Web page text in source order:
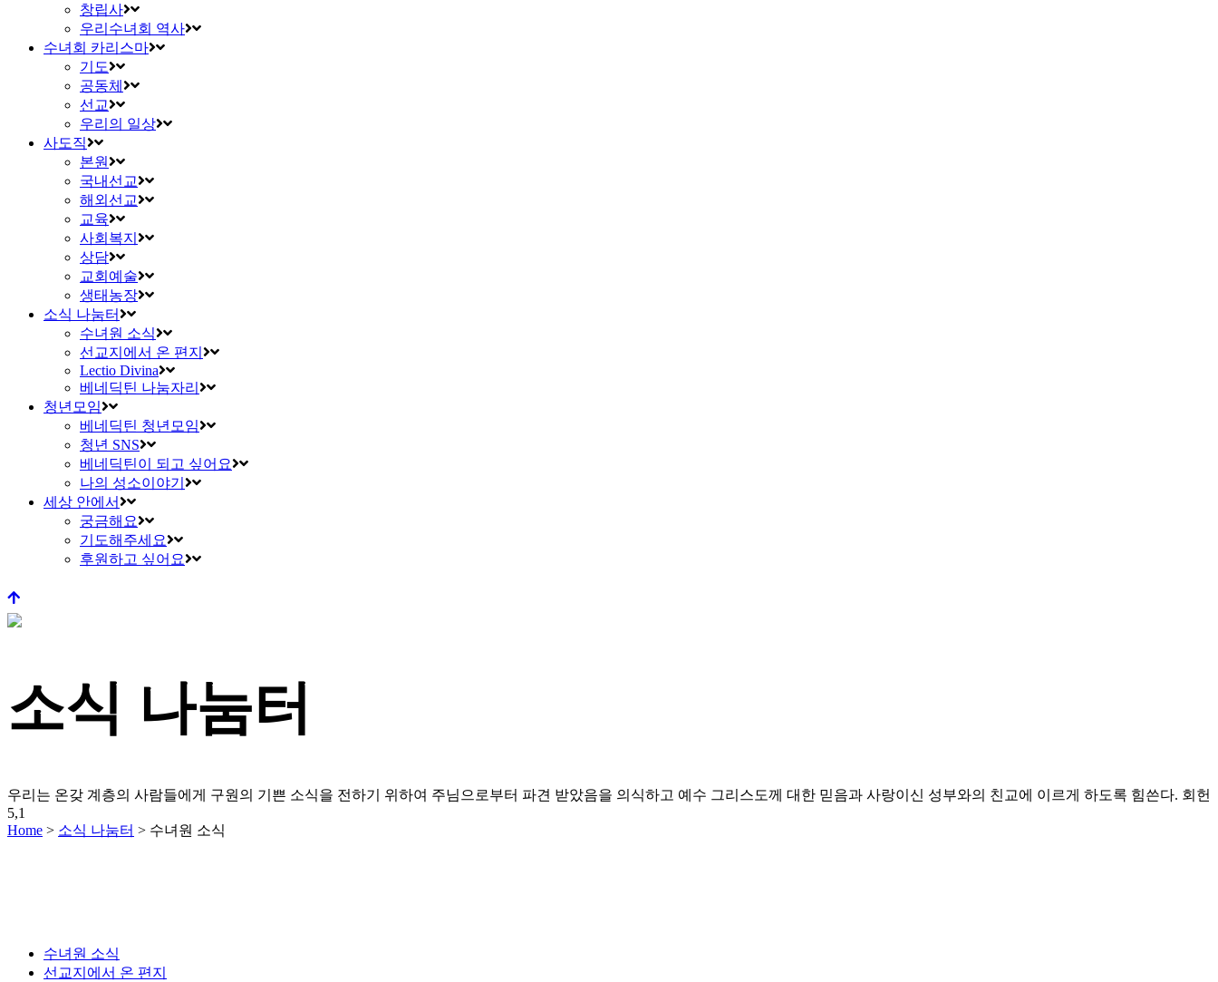
창립사
우리수녀회 역사
수녀회 카리스마
기도
공동체
선교
우리의 일상
사도직
본원
국내선교
해외선교
교육
사회복지
상담
교회예술
생태농장
소식 나눔터
수녀원 소식
선교지에서 온 편지
Lectio Divina
베네딕틴 나눔자리
청년모임
베네딕틴 청년모임
청년 SNS
베네딕틴이 되고 싶어요
나의 성소이야기
세상 안에서
궁금해요
기도해주세요
후원하고 싶어요
소식 나눔터
우리는 온갖 계층의 사람들에게 구원의 기쁜 소식을 전하기 위하여 주님으로부터 파견 받았음을 의식하고 예수 그리스도께 대한 믿음과 사랑이신 성부와의 친교에 이르게 하도록 힘쓴다. 회헌
5,1
Home > 소식 나눔터 > 수녀원 소식
수녀원 소식
선교지에서 온 편지